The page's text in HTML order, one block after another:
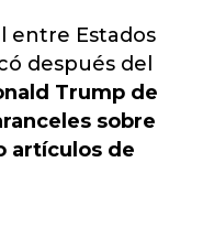
entre Estados
después del
Trump de
sobre
artículos de